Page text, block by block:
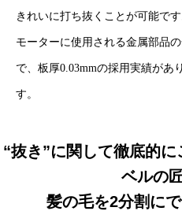
きれいに打ち抜くことが可能です
モーターに使用される金属部品
で、板厚0.03mmの採用実績があ
す。
“抜き”に関して徹底的
ベルの
髪の毛を2分割に